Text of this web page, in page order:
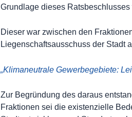
Grundlage dieses
Dieser war zwischen den
Liegenschaftsausschuss der Stadt
„Klimaneutrale Gewerbegebiete:
Zur Begründung des daraus
Fraktionen sei die existenzielle